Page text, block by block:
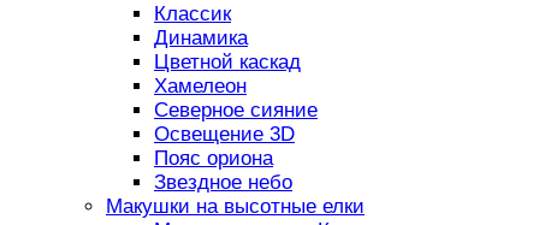
Классик
Динамика
Цветной каскад
Хамелеон
Северное сияние
Освещение 3D
Пояс ориона
Звездное небо
Макушки на высотные елки